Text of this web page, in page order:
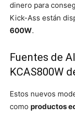
dinero para
Kick-Ass están
600W.
Fuentes de
KCAS800W
Estos nuevos
como productos